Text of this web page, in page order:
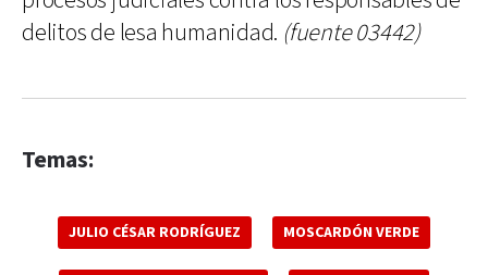
delitos de lesa humanidad. (fuente 03442)
Temas:
JULIO CÉSAR RODRÍGUEZ MOSCARDÓN VERDE